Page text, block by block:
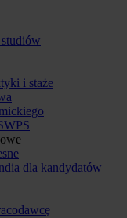
i staże
dla kandydatów